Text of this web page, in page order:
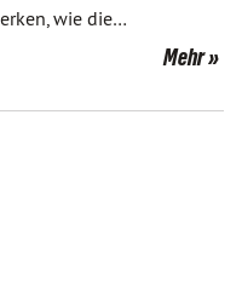
wie die…
Mehr